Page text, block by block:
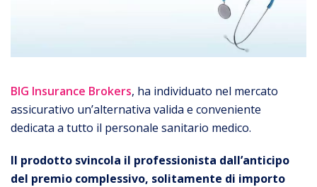
BIG Insurance Brokers, ha individuato nel mercato
assicurativo un’alternativa valida e conveniente
dedicata a tutto il personale sanitario medico.
Il prodotto svincola il professionista dall’anticipo
del premio complessivo, solitamente di importo